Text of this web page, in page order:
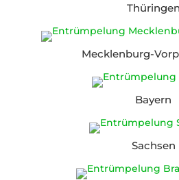
Thüringen
Mecklenburg-
Bayern
Sachsen